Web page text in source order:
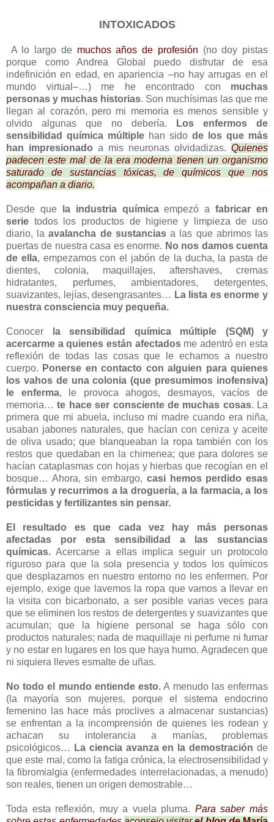
INTOXICADOS
A lo largo de muchos años de profesión (no doy pistas
porque como Andrea Global puedo disfrutar de esa
indefinición en edad, en apariencia –no hay arrugas en el
mundo virtual–…) me he encontrado con muchas
personas y muchas historias. Son muchísimas las que me
llegan al corazón, pero mi memoria es menos sensible y
olvido algunas que no debería.
Los
enfermos de
sensibilidad química múltiple han sido de los que más
han impresionado a mis neuronas olvidadizas. Quienes
padecen este mal de la era moderna tienen un organismo
saturado de sustancias tóxicas, de químicos que nos
acompañan a diario.
Desde que la industria químicaempezó afabricar en
serie todos los productos de higiene y limpieza de uso
diario, laavalancha de sustanciasa las que abrimos las
puertas de nuestra casa es enorme. No nos damos cuenta
de ella, empezamos con el jabón de la ducha, la pasta de
dientes, colonia, maquillajes, aftershaves, cremas
hidratantes, perfumes, ambientadores, detergentes,
suavizantes, lejías, desengrasantes… La lista es enorme y
nuestra consciencia muy pequeña.
Conocer
la sensibilidad química múltiple (SQM) y
acercarme a quienes están afectados me adentró en esta
reflexión de todas las cosas que le echamos a nuestro
cuerpo. Ponerse en contacto con alguien para quienes
los vahos de una colonia (que presumimos inofensiva)
le enferma, le provoca ahogos, desmayos, vacíos de
memoria…te hace ser consciente de muchas cosas. La
primera que mi abuela, incluso mi madre cuando era niña,
usaban jabones naturales, que hacían con ceniza y aceite
de oliva usado; que blanqueaban la ropa también con los
restos que quedaban en la chimenea; que para dolores se
hacían cataplasmas con hojas y hierbas que recogían en el
bosque… Ahora, sin embargo, casi hemos perdido esas
fórmulas y recurrimos a la droguería, a la farmacia, a los
pesticidas y fertilizantes sin pensar.
El resultado es que cada vez hay más personas
afectadas por esta sensibilidad a las sustancias
químicas. Acercarse a ellas implica seguir un protocolo
riguroso para que la sola presencia y todos los químicos
que desplazamos en nuestro entorno no les enfermen. Por
ejemplo, exige que lavemos la ropa que vamos a llevar en
la visita con bicarbonato, a ser posible varias veces para
que se eliminen los restos de detergentes y suavizantes que
acumulan; que la higiene personal se haga sólo con
productos naturales; nada de maquillaje ni perfume ni fumar
y no estar en lugares en los que haya humo. Agradecen que
ni siquiera lleves esmalte de uñas.
No todo el mundo entiende esto. A menudo las enfermas
(la mayoría son mujeres, porque el sistema endocrino
femenino las hace más proclives a almacenar sustancias)
se enfrentan a la incomprensión de quienes les rodean y
achacan su intolerancia a manías, problemas
psicológicos…
La ciencia avanza en la demostración de
que este mal, como la fatiga crónica, la electrosensibilidad y
la fibromialgia (enfermedades interrelacionadas, a menudo)
son reales, tienen un origen demostrable…
Toda esta reflexión, muy a vuela pluma. Para saber más